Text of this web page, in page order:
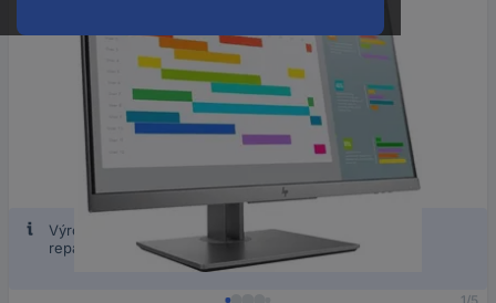
Výrobek se může lišit od obrázku, protože se jedná o
repasované zboží.